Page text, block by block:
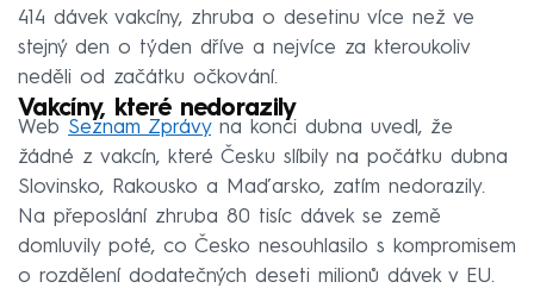
414 dávek vakcíny, zhruba o desetinu více než ve
stejný den o týden dříve a nejvíce za kteroukoliv
neděli od začátku očkování.
Vakcíny, které nedorazily
Web Seznam Zprávyna konci dubna uvedl, že
žádné z vakcín, které Česku slíbily na počátku dubna
Slovinsko, Rakousko a Maďarsko, zatím nedorazily.
Na přeposlání zhruba 80 tisíc dávek se země
domluvily poté, co Česko nesouhlasilo s kompromisem
o rozdělení dodatečných deseti milionů dávek v EU.